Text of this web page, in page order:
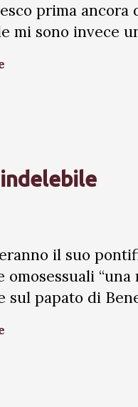
prima
mi sono invece
il suo
sul papato di